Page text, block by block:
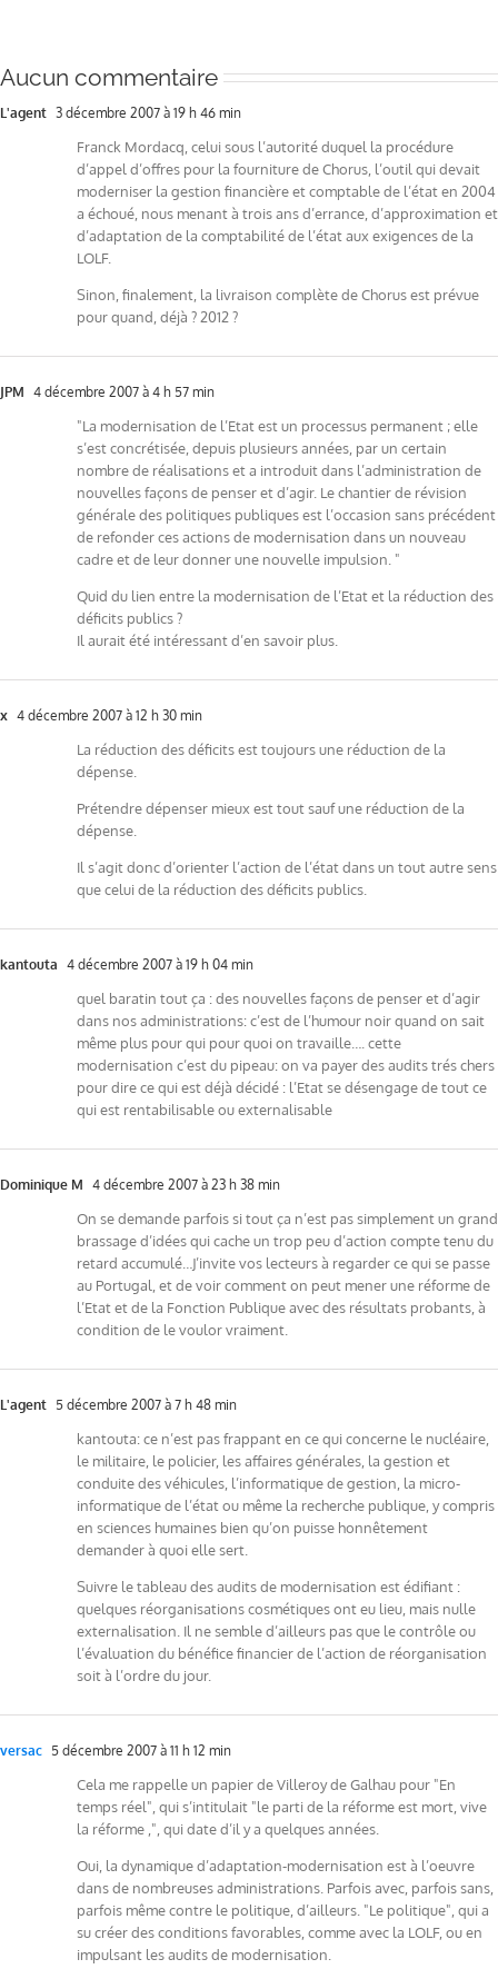
Aucun commentaire
L'agent 3 décembre 2007 à 19 h 46 min
Franck Mordacq, celui sous l’autorité duquel la procédure
d’appel d’offres pour la fourniture de Chorus, l’outil qui devait
moderniser la gestion financière et comptable de l’état en 2004
a échoué, nous menant à trois ans d’errance, d’approximation et
d’adaptation de la comptabilité de l’état aux exigences de la
LOLF.
Sinon, finalement, la livraison complète de Chorus est prévue
pour quand, déjà ? 2012 ?
JPM 4 décembre 2007 à 4 h 57 min
"La modernisation de l’Etat est un processus permanent ; elle
s’est concrétisée, depuis plusieurs années, par un certain
nombre de réalisations et a introduit dans l’administration de
nouvelles façons de penser et d’agir. Le chantier de révision
générale des politiques publiques est l’occasion sans précédent
de refonder ces actions de modernisation dans un nouveau
cadre et de leur donner une nouvelle impulsion. "
Quid du lien entre la modernisation de l’Etat et la réduction des
déficits publics ?
Il aurait été intéressant d’en savoir plus.
x 4 décembre 2007 à 12 h 30 min
La réduction des déficits est toujours une réduction de la
dépense.
Prétendre dépenser mieux est tout sauf une réduction de la
dépense.
Il s’agit donc d’orienter l’action de l’état dans un tout autre sens
que celui de la réduction des déficits publics.
kantouta 4 décembre 2007 à 19 h 04 min
quel baratin tout ça : des nouvelles façons de penser et d’agir
dans nos administrations: c’est de l’humour noir quand on sait
même plus pour qui pour quoi on travaille…. cette
modernisation c’est du pipeau: on va payer des audits trés chers
pour dire ce qui est déjà décidé : l’Etat se désengage de tout ce
qui est rentabilisable ou externalisable
Dominique M 4 décembre 2007 à 23 h 38 min
On se demande parfois si tout ça n’est pas simplement un grand
brassage d’idées qui cache un trop peu d’action compte tenu du
retard accumulé…J’invite vos lecteurs à regarder ce qui se passe
au Portugal, et de voir comment on peut mener une réforme de
l’Etat et de la Fonction Publique avec des résultats probants, à
condition de le voulor vraiment.
L'agent 5 décembre 2007 à 7 h 48 min
kantouta: ce n’est pas frappant en ce qui concerne le nucléaire,
le militaire, le policier, les affaires générales, la gestion et
conduite des véhicules, l’informatique de gestion, la micro-
informatique de l’état ou même la recherche publique, y compris
en sciences humaines bien qu’on puisse honnêtement
demander à quoi elle sert.
Suivre le tableau des audits de modernisation est édifiant :
quelques réorganisations cosmétiques ont eu lieu, mais nulle
externalisation. Il ne semble d’ailleurs pas que le contrôle ou
l’évaluation du bénéfice financier de l’action de réorganisation
soit à l’ordre du jour.
versac 5 décembre 2007 à 11 h 12 min
Cela me rappelle un papier de Villeroy de Galhau pour "En
temps réel", qui s’intitulait "le parti de la réforme est mort, vive
la réforme ,", qui date d’il y a quelques années.
Oui, la dynamique d’adaptation-modernisation est à l’oeuvre
dans de nombreuses administrations. Parfois avec, parfois sans,
parfois même contre le politique, d’ailleurs. "Le politique", qui a
su créer des conditions favorables, comme avec la LOLF, ou en
impulsant les audits de modernisation.